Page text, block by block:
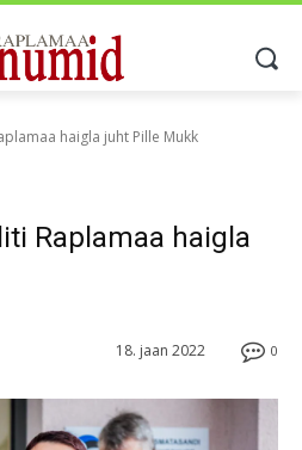
haigla juht Pille Mukk
Raplamaa haigla
0
18. jaan 2022